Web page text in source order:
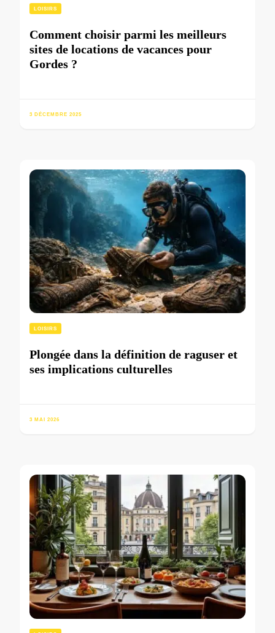
LOISIRS
Comment choisir parmi les meilleurs
sites de locations de vacances pour
Gordes ?
3 DÉCEMBRE 2025
LOISIRS
Plongée dans la définition de raguser et
ses implications culturelles
3 MAI 2026